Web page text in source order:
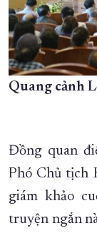
Quang cảnh
Đồng quan
Phó Chủ tịch
giám khảo
truyện ngắn